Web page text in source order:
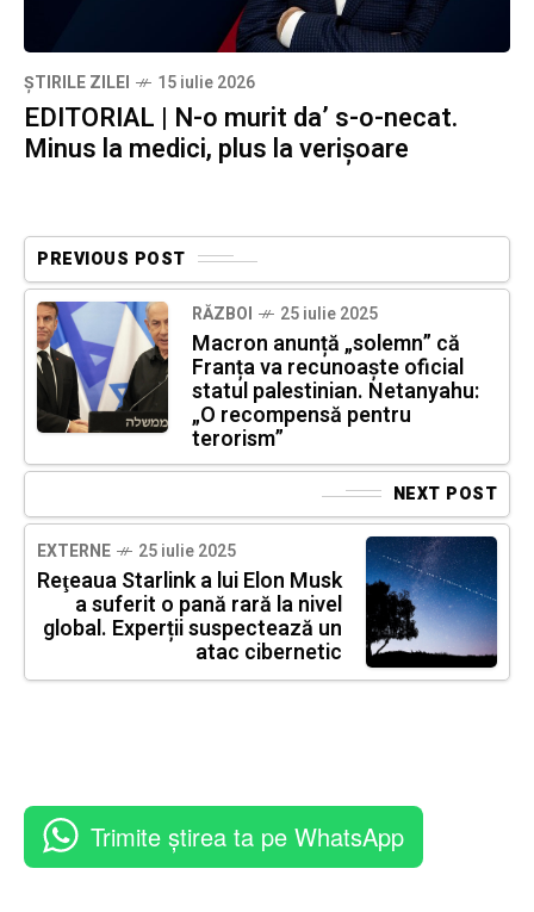
ȘTIRILE ZILEI 15 iulie 2026
EDITORIAL | N-o murit da’ s-o-necat.
Minus la medici, plus la verișoare
PREVIOUS POST
RĂZBOI 25 iulie 2025
Macron anunță „solemn” că
Franța va recunoaște oficial
statul palestinian. Netanyahu:
„O recompensă pentru
terorism”
NEXT POST
EXTERNE 25 iulie 2025
Reţeaua Starlink a lui Elon Musk
a suferit o pană rară la nivel
global. Experții suspectează un
atac cibernetic
Trimite știrea ta pe WhatsApp